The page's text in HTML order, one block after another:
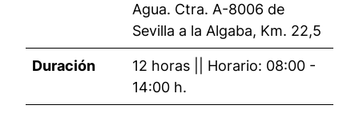
Agua. Ctra. A-8006 de
Sevilla a la Algaba, Km. 22,5
Duración
12 horas || Horario: 08:00 -
14:00 h.